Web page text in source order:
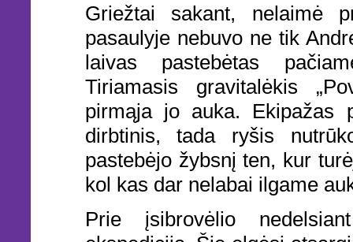
Griežtai sakant, nelaimė
pasaulyje nebuvo ne tik
laivas pastebėtas
Tiriamasis gravitalėkis
pirmąja jo auka. Ekipažas
dirbtinis, tada ryšis
pastebėjo žybsnį ten, kur
kol kas dar nelabai ilgame
Prie įsibrovėlio